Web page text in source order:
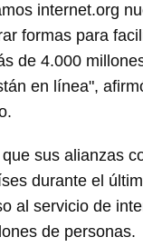
internet.org
formas para
de 4.000
en línea",
sus alianzas
durante el
al servicio de
de personas.